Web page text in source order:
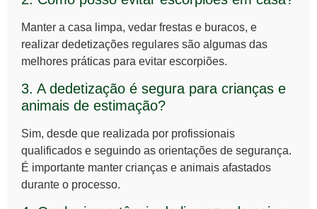
Manter a casa limpa, vedar frestas e buracos, e
realizar dedetizações regulares são algumas das
melhores práticas para evitar escorpiões.
3. A dedetização é segura para crianças e
animais de estimação?
Sim, desde que realizada por profissionais
qualificados e seguindo as orientações de segurança.
É importante manter crianças e animais afastados
durante o processo.